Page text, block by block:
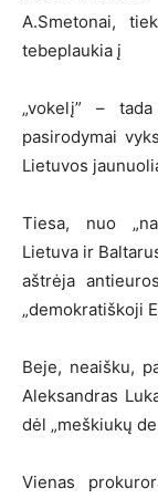
A.Smetonai,
tebeplaukia į
„vokelį” –
pasirodymai
Lietuvos
Tiesa, nuo
Lietuva ir
aštrėja
„demokratiškoji
Beje, neaišku,
Aleksandras
dėl „meškiukų
Vienas